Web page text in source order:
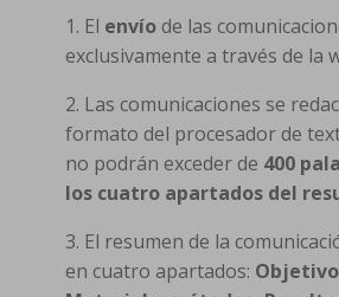
1. El envíode las
exclusivamente a través de la
2. Las comunicaciones se
formato del procesador de
no podrán exceder de 400
los cuatro apartados del
3. El resumen de la
en cuatro apartados: